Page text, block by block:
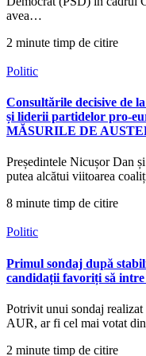
avea…
2 minute timp de citire
Politic
Consultările decisive de
și liderii partidelor pro-
MĂSURILE DE
Președintele Nicușor Dan
putea alcătui viitoarea
8 minute timp de citire
Politic
Primul sondaj după
candidații favoriți să
Potrivit unui sondaj
AUR, ar fi cel mai votat
2 minute timp de citire